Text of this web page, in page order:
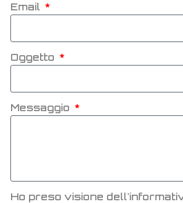
Email
Oggetto
Messaggio
Ho preso visione